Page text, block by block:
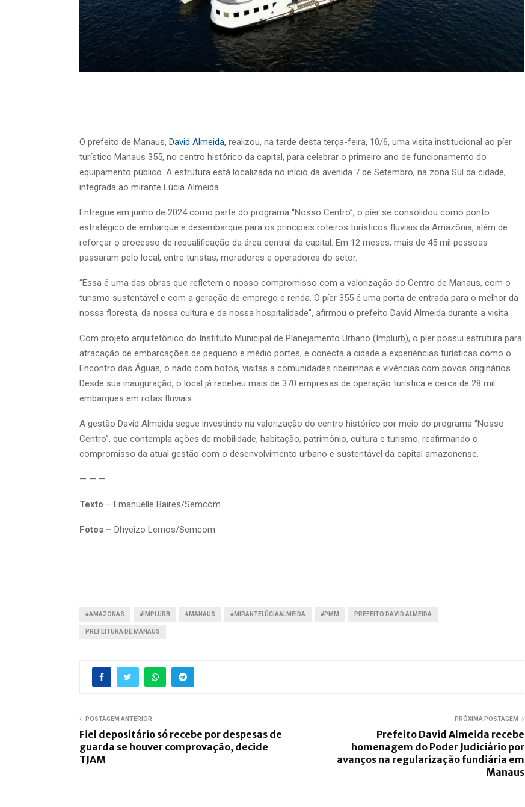
O prefeito de Manaus, David Almeida, realizou, na tarde desta terça-feira, 10/6, uma visita institucional ao píer
turístico Manaus 355, no centro histórico da capital, para celebrar o primeiro ano de funcionamento do
equipamento público. A estrutura está localizada no início da avenida 7 de Setembro, na zona Sul da cidade,
integrada ao mirante Lúcia Almeida.
Entregue em junho de 2024 como parte do programa “Nosso Centro”, o píer se consolidou como ponto
estratégico de embarque e desembarque para os principais roteiros turísticos fluviais da Amazônia, além de
reforçar o processo de requalificação da área central da capital. Em 12 meses, mais de 45 mil pessoas
passaram pelo local, entre turistas, moradores e operadores do setor.
“Essa é uma das obras que refletem o nosso compromisso com a valorização do Centro de Manaus, com o
turismo sustentável e com a geração de emprego e renda. O píer 355 é uma porta de entrada para o melhor da
nossa floresta, da nossa cultura e da nossa hospitalidade”, afirmou o prefeito David Almeida durante a visita.
Com projeto arquitetônico do Instituto Municipal de Planejamento Urbano (Implurb), o píer possui estrutura para
atracação de embarcações de pequeno e médio portes, e conecta a cidade a experiências turísticas como o
Encontro das Águas, o nado com botos, visitas a comunidades ribeirinhas e vivências com povos originários.
Desde sua inauguração, o local já recebeu mais de 370 empresas de operação turística e cerca de 28 mil
embarques em rotas fluviais.
A gestão David Almeida segue investindo na valorização do centro histórico por meio do programa “Nosso
Centro”, que contempla ações de mobilidade, habitação, patrimônio, cultura e turismo, reafirmando o
compromisso da atual gestão com o desenvolvimento urbano e sustentável da capital amazonense.
— — —
Texto – Emanuelle Baires/Semcom
Fotos – Dhyeizo Lemos/Semcom
#AMAZONAS #IMPLURB #MANAUS #MIRANTELÚCIAALMEIDA #PMM PREFEITO DAVID ALMEIDA
PREFEITURA DE MANAUS
POSTAGEM ANTERIOR
Fiel depositário só recebe por despesas de
guarda se houver comprovação, decide
TJAM
PRÓXIMA POSTAGEM
Prefeito David Almeida recebe
homenagem do Poder Judiciário por
avanços na regularização fundiária em
Manaus